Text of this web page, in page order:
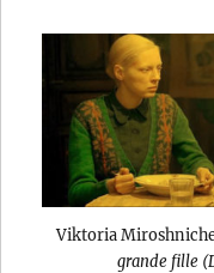
Viktoria
grande fille